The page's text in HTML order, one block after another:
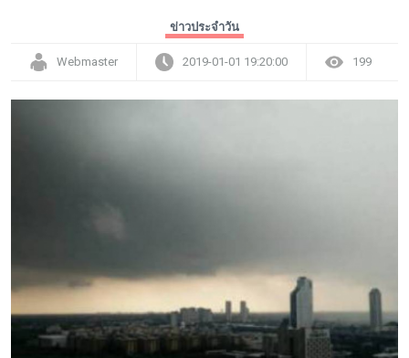
ข่าวประจำวัน
Webmaster 2019-01-01 19:20:00 199